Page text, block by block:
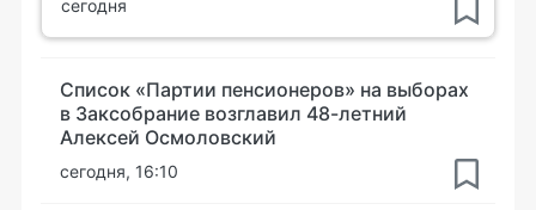
сегодня
Список «Партии пенсионеров» на выборах
в Заксобрание возглавил 48-летний
Алексей Осмоловский
сегодня, 16:10